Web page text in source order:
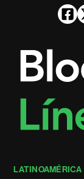
LATINOAMÉRICA